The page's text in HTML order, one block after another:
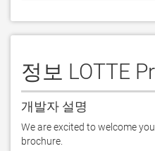
정보 LOTTE
개발자 설명
We are excited to welcome
brochure.